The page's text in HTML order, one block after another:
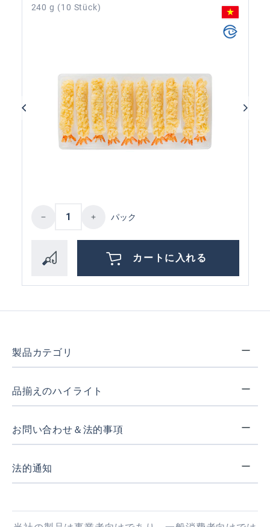
240 g (10 Stück)
Product Quantity: Enter the desired
パック
カートに入れる
製品カテゴリ
品揃えのハイライト
お問い合わせ＆法的事項
法的通知